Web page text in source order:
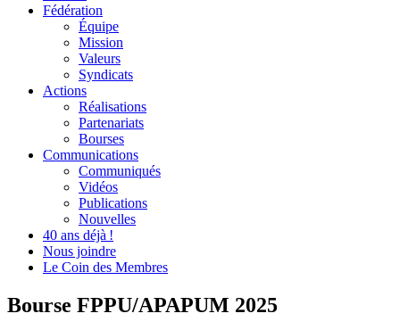
Fédération
Équipe
Mission
Valeurs
Syndicats
Actions
Réalisations
Partenariats
Bourses
Communications
Communiqués
Vidéos
Publications
Nouvelles
40 ans déjà !
Nous joindre
Le Coin des Membres
Bourse FPPU/APAPUM 2025